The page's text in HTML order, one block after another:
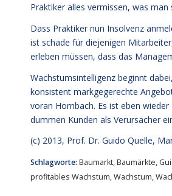
Praktiker alles vermissen, was
Dass Praktiker nun Insolvenz
ist schade für diejenigen
erleben müssen, dass das
Wachstumsintelligenz beginnt
konsistent markgegerechte
voran Hornbach. Es ist eben
dummen Kunden als Verursacher
(c) 2013, Prof. Dr. Guido Quelle,
Schlagworte: Baumarkt,Baumärkte,
profitables Wachstum,Wachstum,